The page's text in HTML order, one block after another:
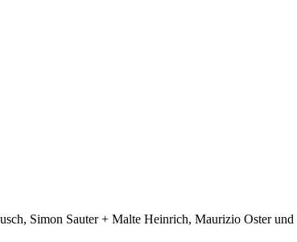
Simon Sauter + Malte Heinrich, Maurizio Oster